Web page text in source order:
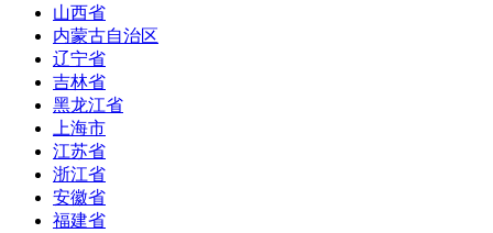
山西省
内蒙古自治区
辽宁省
吉林省
黑龙江省
上海市
江苏省
浙江省
安徽省
福建省